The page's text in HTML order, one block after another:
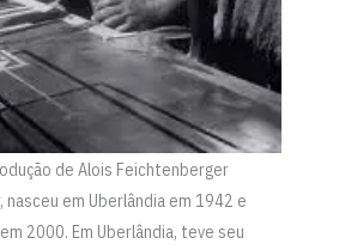
de Alois Feichtenberger
em Uberlândia em 1942 e
2000. Em Uberlândia, teve seu